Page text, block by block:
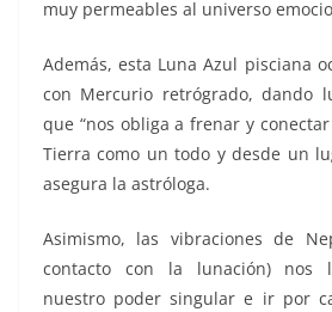
muy permeables al universo
Además, esta Luna Azul pisciana
con Mercurio retrógrado, dando
que “nos obliga a frenar y
Tierra como un todo y desde un
asegura la astróloga.
Asimismo, las vibraciones de
contacto con la lunación) nos
nuestro poder singular e ir por